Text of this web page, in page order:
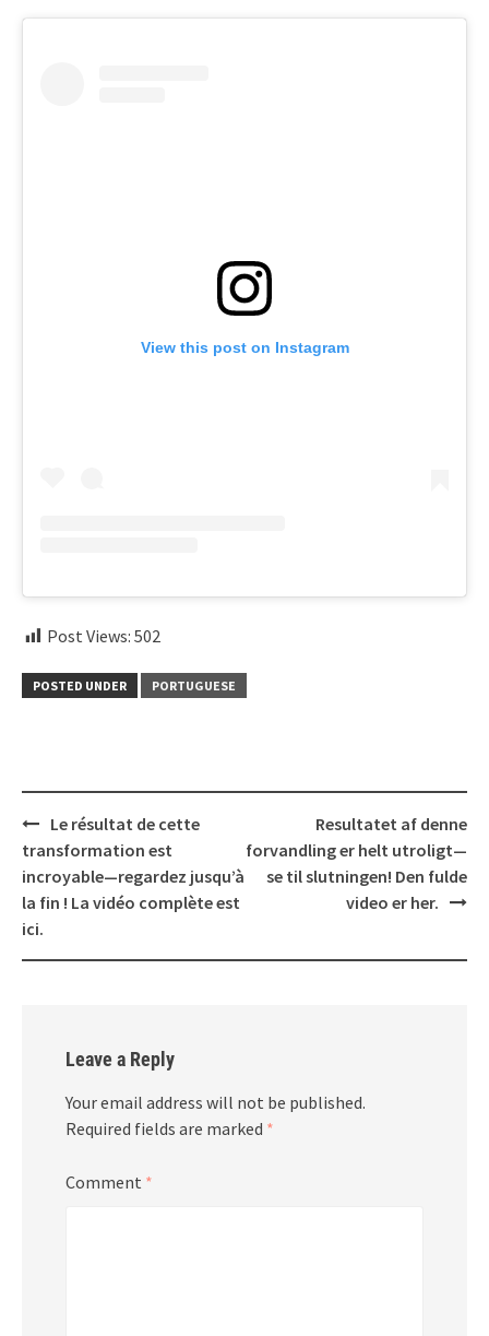
View this post on Instagram
Post Views: 502
POSTED UNDER PORTUGUESE
Post
navigation
Le résultat de cette
transformation est
incroyable—regardez jusqu’à
la fin ! La vidéo complète est
ici.
Resultatet af denne
forvandling er helt utroligt—
se til slutningen! Den fulde
video er her.
Leave a Reply
Your email address will not be published.
Required fields are marked *
Comment *